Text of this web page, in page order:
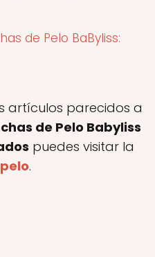
de Pelo BaByliss:
artículos parecidos a
de Pelo Babyliss
puedes visitar la
.